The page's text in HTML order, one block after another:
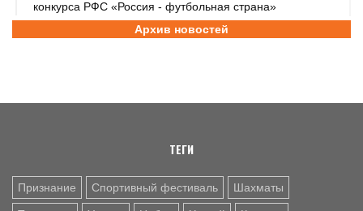
конкурса РФС «Россия - футбольная страна»
СПОРТИВНАЯ ПОЛИТИКА
6 АВГ. 12:55 ГРЕБЛЯ НА БАЙДАРКАХ И КАНОЭ
Архив новостей
ТЕГИ
Признание Спортивный фестиваль Шахматы